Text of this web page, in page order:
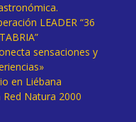
LEADER “36
sensaciones y
en Liébana
Natura 2000